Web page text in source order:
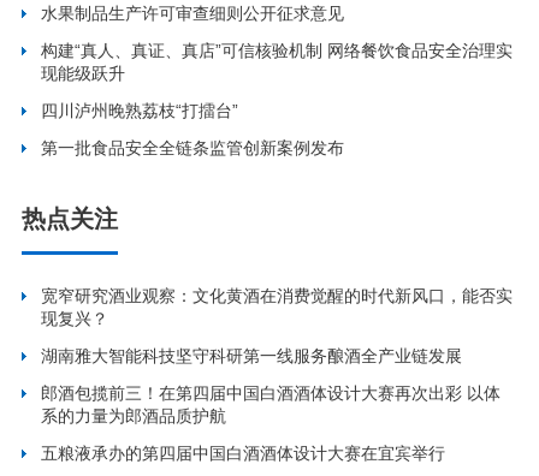
水果制品生产许可审查细则公开征求意见
构建“真人、真证、真店”可信核验机制 网络餐饮食品安全治理实
现能级跃升
四川泸州晚熟荔枝“打擂台”
第一批食品安全全链条监管创新案例发布
热点关注
宽窄研究酒业观察：文化黄酒在消费觉醒的时代新风口，能否实
现复兴？
湖南雅大智能科技坚守科研第一线服务酿酒全产业链发展
郎酒包揽前三！在第四届中国白酒酒体设计大赛再次出彩 以体
系的力量为郎酒品质护航
五粮液承办的第四届中国白酒酒体设计大赛在宜宾举行